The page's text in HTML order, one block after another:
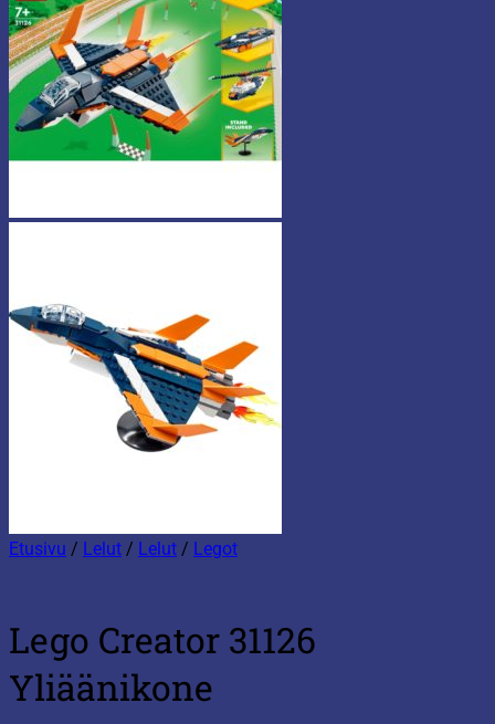
Etusivu / Lelut / Lelut / Legot
Lego Creator 31126
Yliäänikone